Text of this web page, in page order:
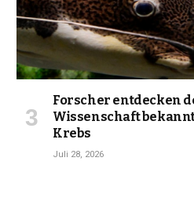
Forscher entdecken
Wissenschaft
Krebs
Juli 28, 2026